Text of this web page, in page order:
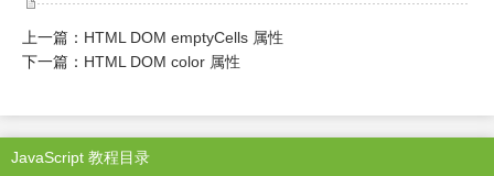
上一篇： HTML DOM emptyCells 属性
下一篇： HTML DOM color 属性
JavaScript 教程目录